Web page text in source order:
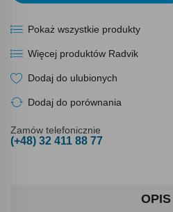
Pokaż wszystkie produkty
Więcej produktów Radvik
Dodaj do ulubionych
Dodaj do porównania
Zamów telefonicznie
(+48) 32 411 88 77
OPIS